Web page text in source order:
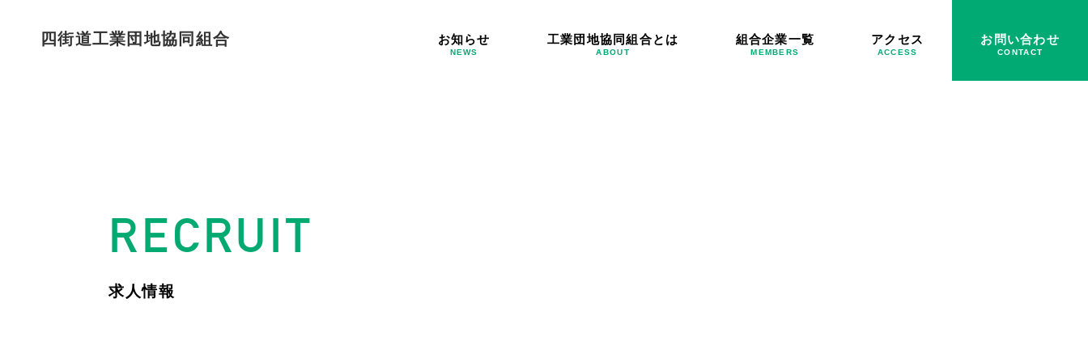
四街道工業団地協同組合 お知らせ
NEWS
工業団地協同組合とは
ABOUT
組合企業一覧
MEMBERS
アクセス
ACCESS
お問い合わせ
CONTACT
RECRUIT
求人情報